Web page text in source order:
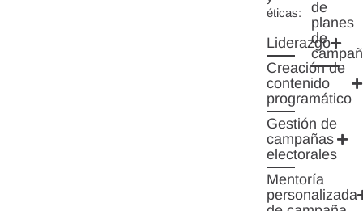
éticas:
Liderazgo
Creación de
contenido
programático
Gestión de
campañas
electorales
Mentoría
personalizada
de
planes
de